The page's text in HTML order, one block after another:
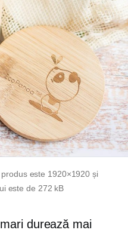
este 1920×1920 și
este de 272 kB
durează mai